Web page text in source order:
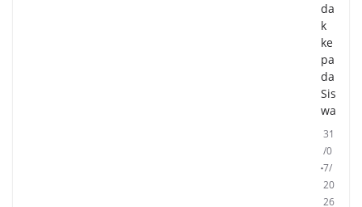
da
k
ke
pa
da
Sis
wa
31
/0
7/
20
26